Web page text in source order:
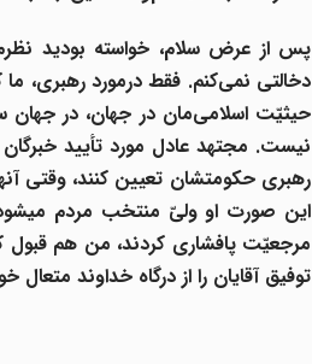
پس از عرض سلام، خواسته بودید
دخالتی نمی‌کنم. فقط درمورد رهبری، ما
حیثیّت اسلامیمان در جهان، در جهان
نیست. مجتهد عادل مورد تأیید خبرگان
رهبری حکومتشان تعیین کنند، وقتی
این صورت او ولیّ منتخب مردم
مرجعیّت پافشاری کردند، من هم قبول
توفیق آقایان را از درگاه خداوند متعال